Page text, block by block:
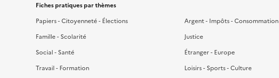
Fiches pratiques par thèmes
Papiers - Citoyenneté - Élections
Famille - Scolarité
Social - Santé
Travail - Formation
Argent - Impôts - Consommation
Justice
Étranger - Europe
Loisirs - Sports - Culture